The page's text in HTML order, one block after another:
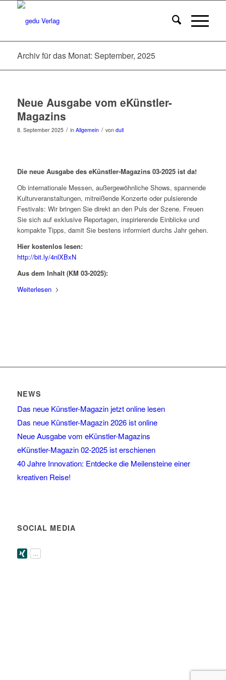
Archiv für das Monat: September, 2025
Neue Ausgabe vom eKünstler-
Magazins
8. September 2025 / in Allgemein / von dull
Die neue Ausgabe des eKünstler-Magazins 03-2025 ist da!
Ob internationale Messen, außergewöhnliche Shows, spannende
Kulturveranstaltungen, mitreißende Konzerte oder pulsierende
Festivals: Wir bringen Sie direkt an den Puls der Szene. Freuen
Sie sich auf exklusive Reportagen, inspirierende Einblicke und
kompakte Tipps, damit Sie bestens informiert durchs Jahr gehen.
Hier kostenlos lesen:
http://bit.ly/4nlXBxN
Aus dem Inhalt (KM 03-2025):
Weiterlesen
NEWS
Das neue Künstler-Magazin jetzt online lesen
Das neue Künstler-Magazin 2026 ist online
Neue Ausgabe vom eKünstler-Magazins
eKünstler-Magazin 02-2025 ist erschienen
40 Jahre Innovation: Entdecke die Meilensteine einer
kreativen Reise!
SOCIAL MEDIA